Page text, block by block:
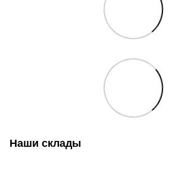
Наши склады